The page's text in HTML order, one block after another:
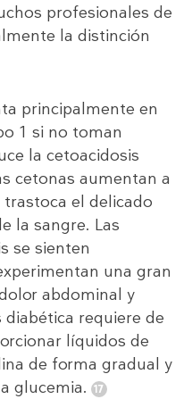
profesionales de
la distinción
principalmente en
1 si no toman
la cetoacidosis
cetonas aumentan a
el delicado
la sangre. Las
se sienten
una gran
abdominal y
requiere de
líquidos de
de forma gradual y
glucemia.